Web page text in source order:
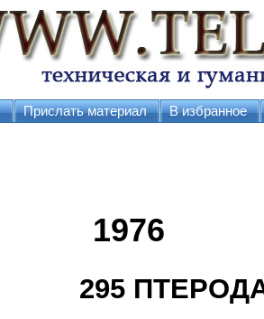
Прислать материал В избранное
1976
295